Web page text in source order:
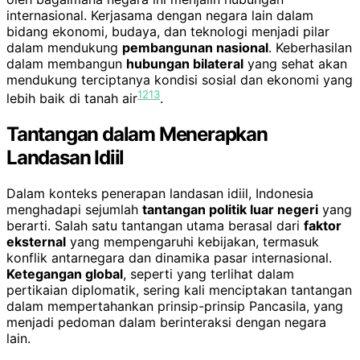
internasional. Kerjasama dengan negara lain dalam
bidang ekonomi, budaya, dan teknologi menjadi pilar
dalam mendukung pembangunan nasional. Keberhasilan
dalam membangun hubungan bilateral yang sehat akan
mendukung terciptanya kondisi sosial dan ekonomi yang
lebih baik di tanah air1213.
Tantangan dalam Menerapkan
Landasan Idiil
Dalam konteks penerapan landasan idiil, Indonesia
menghadapi sejumlah tantangan politik luar negeri yang
berarti. Salah satu tantangan utama berasal dari faktor
eksternal yang mempengaruhi kebijakan, termasuk
konflik antarnegara dan dinamika pasar internasional.
Ketegangan global, seperti yang terlihat dalam
pertikaian diplomatik, sering kali menciptakan tantangan
dalam mempertahankan prinsip-prinsip Pancasila, yang
menjadi pedoman dalam berinteraksi dengan negara
lain.